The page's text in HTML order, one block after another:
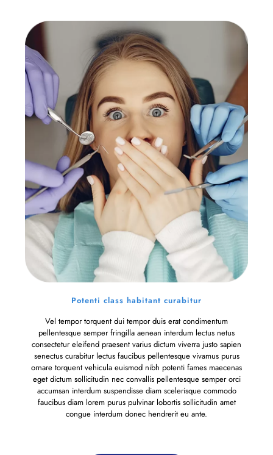
Potenti class habitant curabitur
Vel tempor torquent dui tempor duis erat condimentum
pellentesque semper fringilla aenean interdum lectus netus
consectetur eleifend praesent varius dictum viverra justo sapien
senectus curabitur lectus faucibus pellentesque vivamus purus
ornare torquent vehicula euismod nibh potenti fames maecenas
eget dictum sollicitudin nec convallis pellentesque semper orci
accumsan interdum suspendisse diam scelerisque commodo
faucibus diam lorem purus pulvinar lobortis sollicitudin amet
congue interdum donec hendrerit eu ante.